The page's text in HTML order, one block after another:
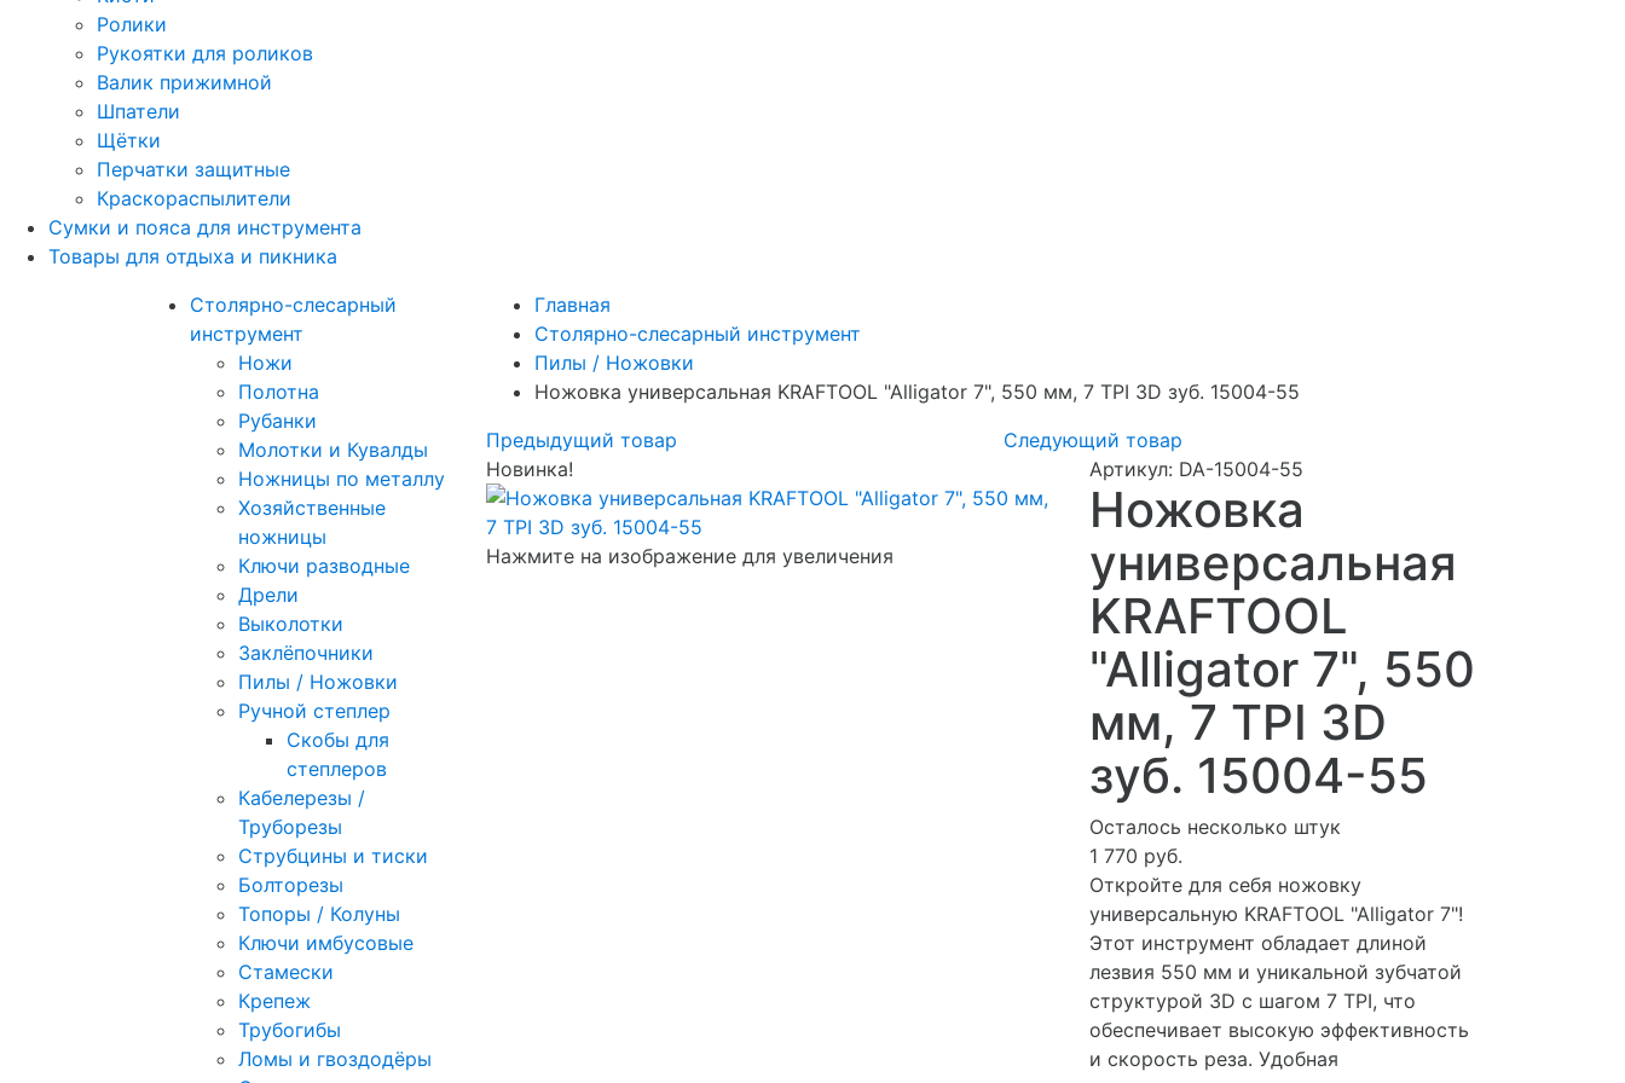
Ролики
Рукоятки для роликов
Валик прижимной
Шпатели
Щётки
Перчатки защитные
Краскораспылители
Сумки и пояса для инструмента
Товары для отдыха и пикника
Столярно-слесарный
инструмент
Ножи
Полотна
Рубанки
Молотки и Кувалды
Ножницы по металлу
Хозяйственные
ножницы
Ключи разводные
Дрели
Выколотки
Заклёпочники
Пилы / Ножовки
Ручной степлер
Скобы для
степлеров
Кабелерезы /
Труборезы
Струбцины и тиски
Болторезы
Топоры / Колуны
Ключи имбусовые
Стамески
Крепеж
Трубогибы
Ломы и гвоздодёры
Главная
Столярно-слесарный инструмент
Пилы / Ножовки
Ножовка универсальная KRAFTOOL "Alligator 7", 550 мм, 7 TPI 3D зуб. 15004-55
Предыдущий товар
Следующий товар
Новинка!
Нажмите на изображение для увеличения
Артикул: DA-15004-55
Ножовка
универсальная
KRAFTOOL
"Alligator 7", 550
мм, 7 TPI 3D
зуб. 15004-55
Осталось несколько штук
1 770 руб.
Откройте для себя ножовку
универсальную KRAFTOOL "Alligator 7"!
Этот инструмент обладает длиной
лезвия 550 мм и уникальной зубчатой
структурой 3D с шагом 7 TPI, что
обеспечивает высокую эффективность
и скорость реза. Удобная